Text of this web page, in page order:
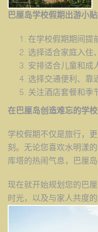
巴厘岛学校假期出游小
在学校假期期间提
选择适合家庭入住
安排适合儿童和成
选择交通便利、靠
关注酒店套餐和季
在巴厘岛创造难忘的学
学校假期不仅是旅行，
刻。无论您喜欢水明漾
库塔的热闹气息，巴厘
现在就开始规划您的巴
时光，以及与家人共度的